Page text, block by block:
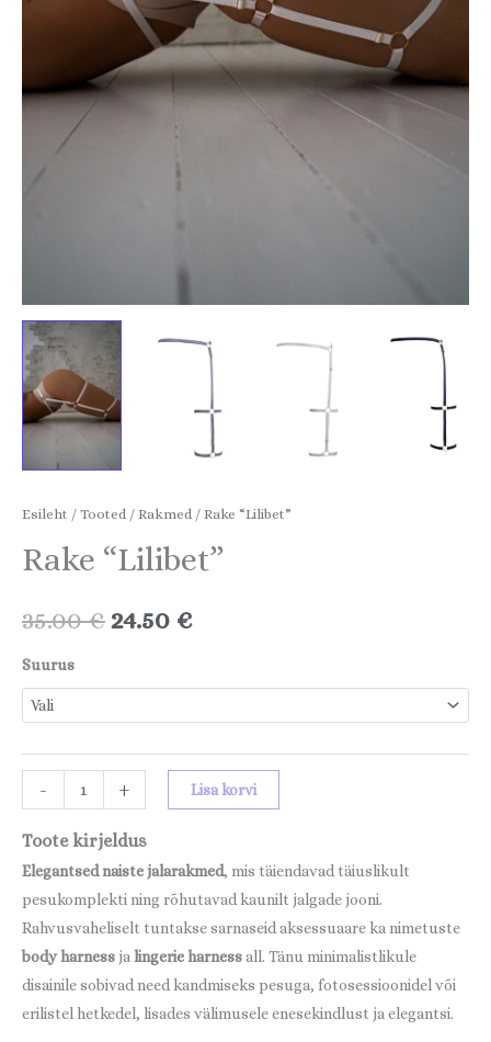
Esileht / Tooted / Rakmed / Rake “Lilibet”
Rake “Lilibet”
35.00€24.50 €
Suurus
- + Lisa korvi
Toote kirjeldus
Elegantsednaiste jalarakmed, mis täiendavad täiuslikult
pesukomplekti ning rõhutavad kaunilt jalgade jooni.
Rahvusvaheliselt tuntakse sarnaseid aksessuaare ka nimetuste
body harness jalingerie harnessall. Tänu minimalistlikule
disainile sobivad need kandmiseks pesuga, fotosessioonidel või
erilistel hetkedel, lisades välimusele enesekindlust ja elegantsi.